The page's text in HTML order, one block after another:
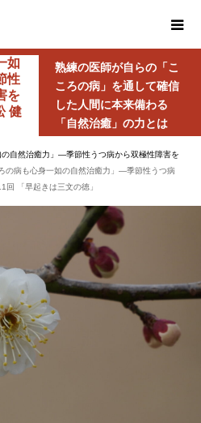
如
性
を
健
熟練の医師が自らの「こ
ころの病」を通して確信
した人間に本来備わる
「自然治癒」の力とは
の自然治癒力」―季節性うつ病から双極性障害を
ろの病も心身一如の自然治癒力」―季節性うつ病
「早起きは三文の徳」